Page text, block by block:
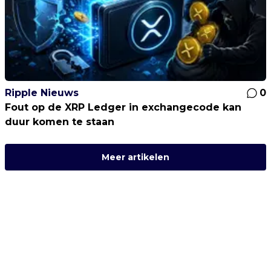
Ripple Nieuws
0
Fout op de XRP Ledger in exchangecode kan
duur komen te staan
Meer artikelen